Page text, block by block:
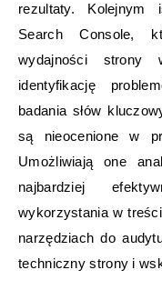
rezultaty. Kolejnym
Search Console,
wydajności strony
identyfikację
badania słów
są nieocenione w
Umożliwiają one
najbardziej
wykorzystania w
narzędziach do
techniczny strony i